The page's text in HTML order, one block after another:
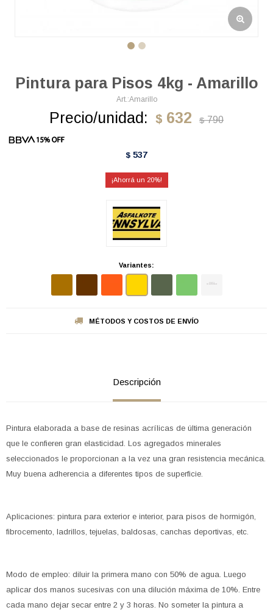
Pintura para Pisos 4kg - Amarillo
Amarillo
Precio/unidad: $ 632 $ 790
$ 537
20
Variantes:
MÉTODOS Y COSTOS DE ENVÍO
Descripción
Pintura elaborada a base de resinas acrílicas de última generación
que le confieren gran elasticidad. Los agregados minerales
seleccionados le proporcionan a la vez una gran resistencia mecánica.
Muy buena adherencia a diferentes tipos de superficie.
Aplicaciones: pintura para exterior e interior, para pisos de hormigón,
fibrocemento, ladrillos, tejuelas, baldosas, canchas deportivas, etc.
Modo de empleo: diluir la primera mano con 50% de agua. Luego
aplicar dos manos sucesivas con una dilución máxima de 10%. Entre
cada mano dejar secar entre 2 y 3 horas. No someter la pintura a